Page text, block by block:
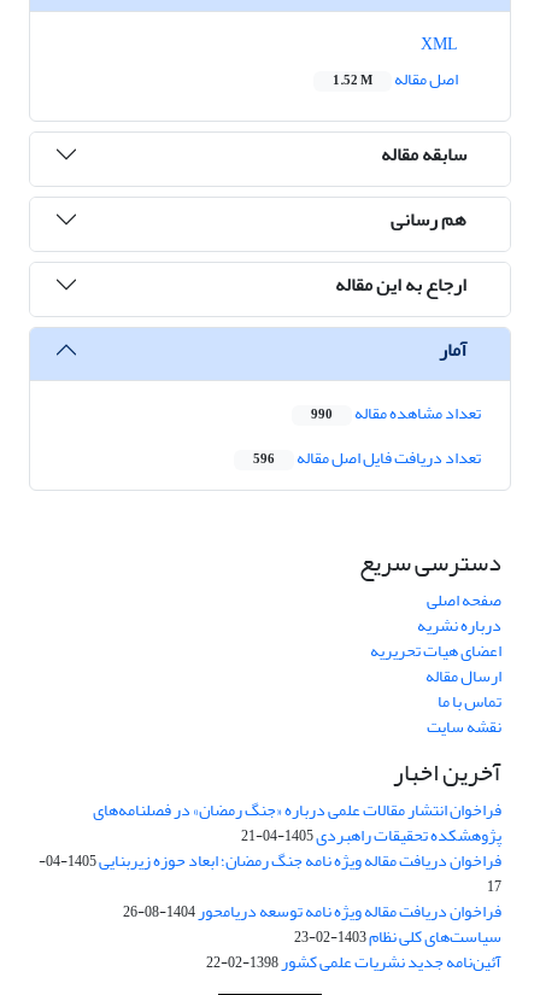
اصل مقاله
1.52 M
سابقه مقاله
هم رسانی
ارجاع به این مقاله
آمار
تعداد مشاهده مقاله 990
تعداد دریافت فایل اصل مقاله 596
دسترسی سریع
صفحه اصلی
درباره نشریه
اعضای هیات تحریریه
ارسال مقاله
تماس با ما
نقشه سایت
آخرین اخبار
فراخوان انتشار مقالات علمی درباره «جنگ رمضان» در فصلنامه‌های
پژوهشکده تحقیقات راهبردی1405-04-21
فراخوان دریافت مقاله ویژه نامه جنگ رمضان؛ ابعاد حوزه زیربنایی
1405-04-
17
فراخوان دریافت مقاله ویژه نامه توسعه دریامحور1404-08-26
سیاست‌های کلی نظام1403-02-23
آئین‌نامه جدید نشریات علمی کشور1398-02-22